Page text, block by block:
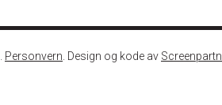
Personvern . Design og kode av